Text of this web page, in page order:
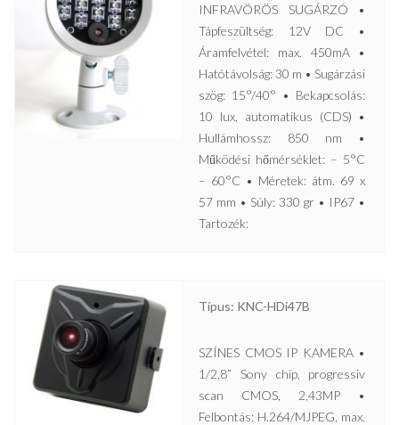
INFRAVÖRÖS SUGÁRZÓ •
Tápfeszültség: 12V DC •
Áramfelvétel: max. 450mA •
Hatótávolság: 30 m • Sugárzási
szög: 15°/40° • Bekapcsolás:
10 lux, automatikus (CDS) •
Hullámhossz: 850 nm •
Működési hőmérséklet: – 5°C
– 60°C • Méretek: átm. 69 x
57 mm • Súly: 330 gr • IP67 •
Tartozék:
Típus: KNC-HDi47B
SZÍNES CMOS IP KAMERA •
1/2,8” Sony chip, progressiv
scan CMOS, 2,43MP •
Felbontás: H.264/MJPEG, max.